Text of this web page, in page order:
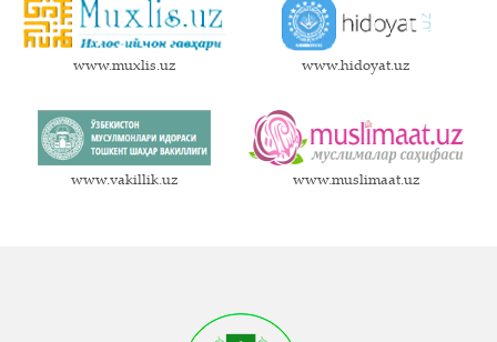
www.muxlis.uz www.hidoyat.uz
www.vakillik.uz www.muslimaat.uz